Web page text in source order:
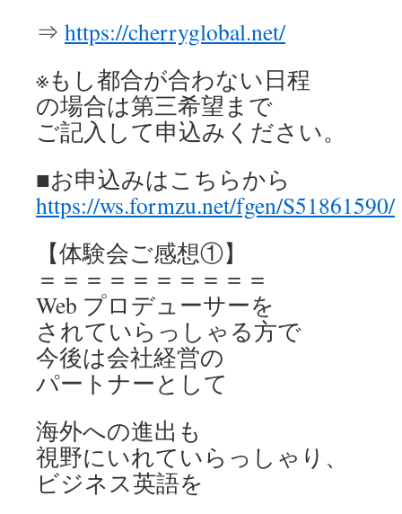
⇒ https://cherryglobal.net/
※もし都合が合わない日程
の場合は第三希望まで
ご記入して申込みください。
■お申込みはこちらから
https://ws.formzu.net/fgen/S51861590/
【体験会ご感想①】
＝＝＝＝＝＝＝＝＝＝
Web プロデューサーを
されていらっしゃる方で
今後は会社経営の
パートナーとして
海外への進出も
視野にいれていらっしゃり、
ビジネス英語を